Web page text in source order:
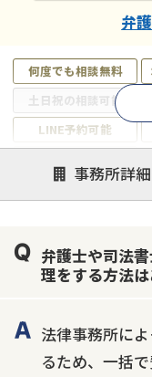
何度でも相談無料
土日祝の相談可能
LINE予約可能
個人再生
会社破産・法人破産
弁
事務所詳細
弁護士や司法
理をする方法
法律事務所に
るため、一括